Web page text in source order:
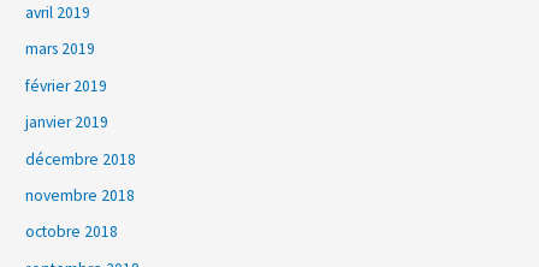
avril 2019
mars 2019
février 2019
janvier 2019
décembre 2018
novembre 2018
octobre 2018